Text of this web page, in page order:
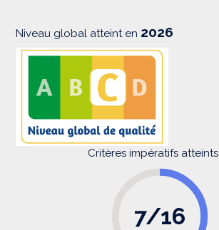
Niveau global atteint en 2026
Critères impératifs atteints
7/16